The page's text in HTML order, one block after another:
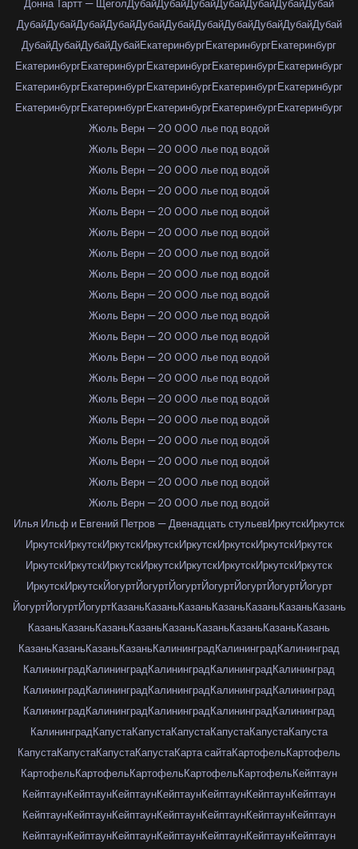
Донна Тартт — ЩеголДубайДубайДубайДубайДубайДубайДубай
ДубайДубайДубайДубайДубайДубайДубайДубайДубайДубайДубай
ДубайДубайДубайДубайЕкатеринбургЕкатеринбургЕкатеринбург
ЕкатеринбургЕкатеринбургЕкатеринбургЕкатеринбургЕкатеринбург
ЕкатеринбургЕкатеринбургЕкатеринбургЕкатеринбургЕкатеринбург
ЕкатеринбургЕкатеринбургЕкатеринбургЕкатеринбургЕкатеринбург
Жюль Верн — 20 000 лье под водой
Жюль Верн — 20 000 лье под водой
Жюль Верн — 20 000 лье под водой
Жюль Верн — 20 000 лье под водой
Жюль Верн — 20 000 лье под водой
Жюль Верн — 20 000 лье под водой
Жюль Верн — 20 000 лье под водой
Жюль Верн — 20 000 лье под водой
Жюль Верн — 20 000 лье под водой
Жюль Верн — 20 000 лье под водой
Жюль Верн — 20 000 лье под водой
Жюль Верн — 20 000 лье под водой
Жюль Верн — 20 000 лье под водой
Жюль Верн — 20 000 лье под водой
Жюль Верн — 20 000 лье под водой
Жюль Верн — 20 000 лье под водой
Жюль Верн — 20 000 лье под водой
Жюль Верн — 20 000 лье под водой
Жюль Верн — 20 000 лье под водой
Илья Ильф и Евгений Петров — Двенадцать стульевИркутскИркутск
ИркутскИркутскИркутскИркутскИркутскИркутскИркутскИркутск
ИркутскИркутскИркутскИркутскИркутскИркутскИркутскИркутск
ИркутскИркутскЙогуртЙогуртЙогуртЙогуртЙогуртЙогуртЙогурт
ЙогуртЙогуртЙогуртКазаньКазаньКазаньКазаньКазаньКазаньКазань
КазаньКазаньКазаньКазаньКазаньКазаньКазаньКазаньКазань
КазаньКазаньКазаньКазаньКалининградКалининградКалининград
КалининградКалининградКалининградКалининградКалининград
КалининградКалининградКалининградКалининградКалининград
КалининградКалининградКалининградКалининградКалининград
КалининградКапустаКапустаКапустаКапустаКапустаКапуста
КапустаКапустаКапустаКапустаКарта сайтаКартофельКартофель
КартофельКартофельКартофельКартофельКартофельКейптаун
КейптаунКейптаунКейптаунКейптаунКейптаунКейптаунКейптаун
КейптаунКейптаунКейптаунКейптаунКейптаунКейптаунКейптаун
КейптаунКейптаунКейптаунКейптаунКейптаунКейптаунКейптаун